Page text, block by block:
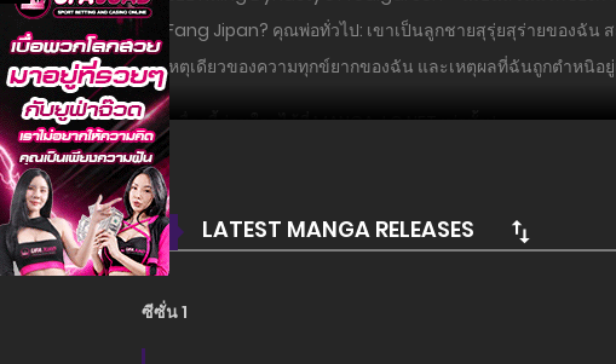
คือ Fang Jipan? คุณพ่อทั่วไป: เขาเป็นลูกชายสุรุ่ยสุร่ายของฉัน
สาเหตุเดียวของความทุกข์ยากของฉัน และเหตุผลที่ฉันถูกตำหนิอ
อ่านเรื่องนี้ก่อนใครได้ที่ MANGA-LC.NET เท่านั้น!
LATEST MANGA RELEASES
ซีซั่น 1